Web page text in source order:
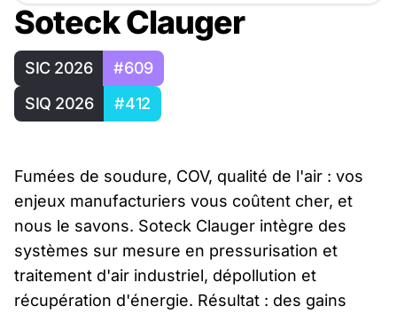
Soteck Clauger
SIC 2026
#609
SIQ 2026
#412
Fumées de soudure, COV, qualité de l'air : vos
enjeux manufacturiers vous coûtent cher, et
nous le savons. Soteck Clauger intègre des
systèmes sur mesure en pressurisation et
traitement d'air industriel, dépollution et
récupération d'énergie. Résultat : des gains